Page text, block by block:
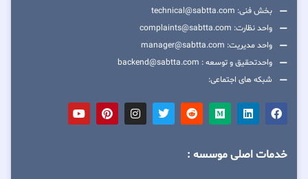
بخش فنی: technical@sabtta.com
واحد نظارت: complaints@sabtta.com
واحد مدیریت: manager@sabtta.com
واحدتحقیق و توسعه : backend@sabtta.com
شبکه های اجتماعی:
خدمات اصلی موسسه :